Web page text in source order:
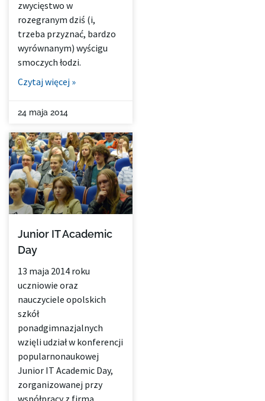
zwycięstwo w
rozegranym dziś (i,
trzeba przyznać, bardzo
wyrównanym) wyścigu
smoczych łodzi.
Czytaj więcej »
24 maja 2014
Junior IT Academic
Day
13 maja 2014 roku
uczniowie oraz
nauczyciele opolskich
szkół
ponadgimnazjalnych
wzięli udział w konferencji
popularnonaukowej
Junior IT Academic Day,
zorganizowanej przy